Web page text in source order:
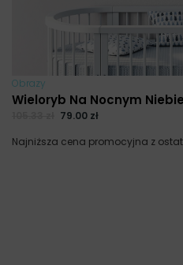
Obrazy
Wieloryb Na Nocnym Niebie
79.00 zł
Najniższa cena promocyjna z